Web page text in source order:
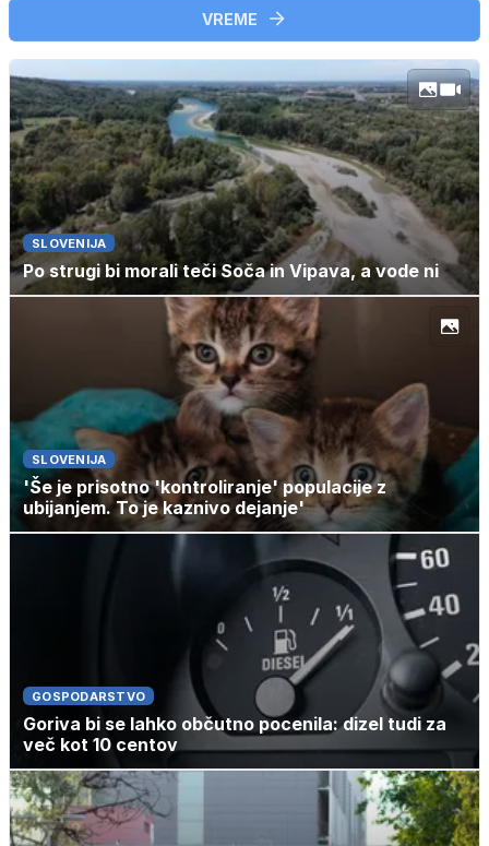
VREME
SLOVENIJA
Po strugi bi morali teči Soča in Vipava, a vode ni
SLOVENIJA
'Še je prisotno 'kontroliranje' populacije z
ubijanjem. To je kaznivo dejanje'
GOSPODARSTVO
Goriva bi se lahko občutno pocenila: dizel tudi za
več kot 10 centov